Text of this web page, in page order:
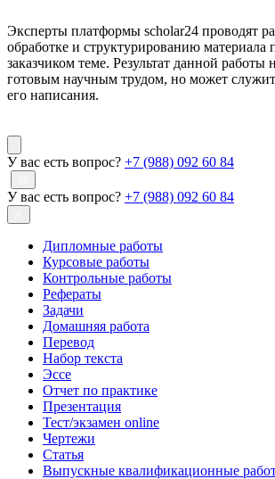
Эксперты платформы scholar24 проводят
обработке и структурированию материала
заказчиком теме. Результат данной работы
готовым научным трудом, но может
его написания.
У вас есть вопрос? +7 (988) 092 60 84
У вас есть вопрос? +7 (988) 092 60 84
Дипломные работы
Курсовые работы
Контрольные работы
Рефераты
Задачи
Домашняя работа
Перевод
Набор текста
Эссе
Отчет по практике
Презентация
Тест/экзамен online
Чертежи
Статья
Выпускные квалификационные